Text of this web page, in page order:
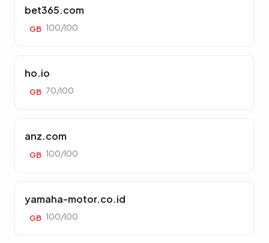
bet365.com
GB 100/100
ho.io
GB 70/100
anz.com
GB 100/100
yamaha-motor.co.id
GB 100/100